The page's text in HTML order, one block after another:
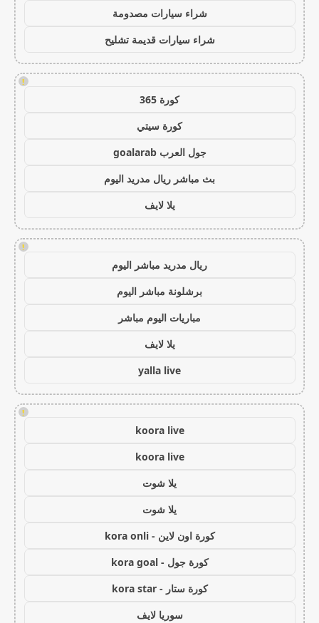
شراء سيارات مصدومة
شراء سيارات قديمة تشليح
!
كورة 365
كورة سيتي
جول العرب goalarab
بث مباشر ريال مدريد اليوم
يلا لايف
!
ريال مدريد مباشر اليوم
برشلونة مباشر اليوم
مباريات اليوم مباشر
يلا لايف
yalla live
!
koora live
koora live
يلا شوت
يلا شوت
كورة اون لاين - kora onli
كورة جول - kora goal
كورة ستار - kora star
سوريا لايف